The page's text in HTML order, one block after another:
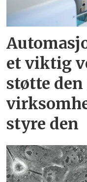
et viktig
støtte
styre den